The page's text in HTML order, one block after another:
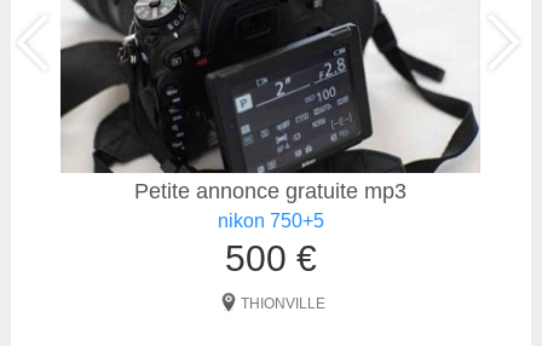
Petite annonce gratuite mp3
nikon 750+5
500 €
THIONVILLE